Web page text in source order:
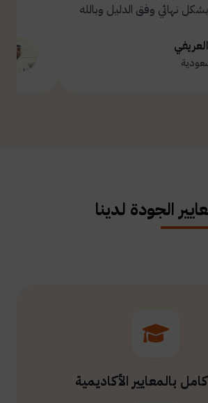
نهائي وفق الدليل وبالله
الجودة لدينا
كامل بالمعايير الأكاديمية